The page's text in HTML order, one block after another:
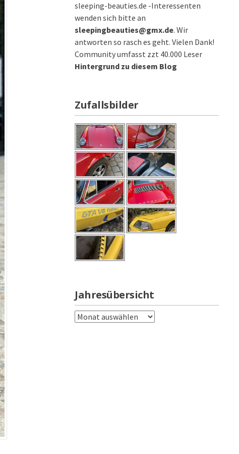
sleeping-beauties.de -Interessenten
wenden sich bitte an
sleepingbeauties@gmx.de. Wir
antworten so rasch es geht. Vielen Dank!
Community umfasst zzt 40.000 Leser
Hintergrund zu diesem Blog
Zufallsbilder
Jahresübersicht
Jahresübersicht